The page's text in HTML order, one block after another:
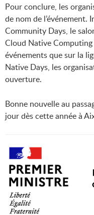
Pour conclure, les
de nom de
Community Days, le
Cloud Native
événements que sur la
Native Days, les
ouverture.
Bonne nouvelle au
jour dès cette année à